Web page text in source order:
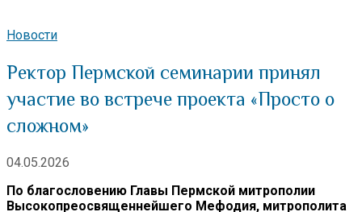
Новости
Ректор Пермской семинарии принял
участие во встрече проекта «Просто о
сложном»
04.05.2026
По благословению Главы Пермской митрополии
Высокопреосвященнейшего Мефодия, митрополита